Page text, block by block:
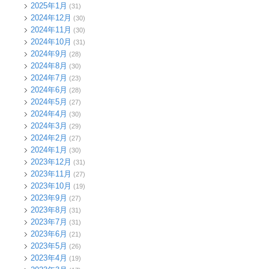
2025年1月 (31)
2024年12月 (30)
2024年11月 (30)
2024年10月 (31)
2024年9月 (28)
2024年8月 (30)
2024年7月 (23)
2024年6月 (28)
2024年5月 (27)
2024年4月 (30)
2024年3月 (29)
2024年2月 (27)
2024年1月 (30)
2023年12月 (31)
2023年11月 (27)
2023年10月 (19)
2023年9月 (27)
2023年8月 (31)
2023年7月 (31)
2023年6月 (21)
2023年5月 (26)
2023年4月 (19)